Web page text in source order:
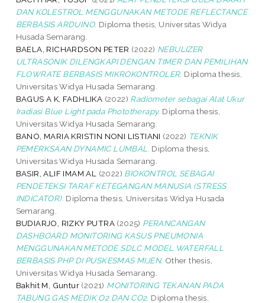
DAN KOLESTROL MENGGUNAKAN METODE REFLECTANCE
BERBASIS ARDUINO. Diploma thesis, Universitas Widya
Husada Semarang.
BAELA, RICHARDSON PETER (2022) NEBULIZER
ULTRASONIK DILENGKAPI DENGAN TIMER DAN PEMILIHAN
FLOWRATE BERBASIS MIKROKONTROLER. Diploma thesis,
Universitas Widya Husada Semarang.
BAGUS A K, FADHLIKA (2022) Radiometer sebagai Alat Ukur
Iradiasi Blue Light pada Phototherapy. Diploma thesis,
Universitas Widya Husada Semarang.
BANO, MARIA KRISTIN NONI LISTIANI (2022) TEKNIK
PEMERKSAAN DYNAMIC LUMBAL. Diploma thesis,
Universitas Widya Husada Semarang.
BASIR, ALIF IMAM AL
(2022) BIOKONTROL SEBAGAI
PENDETEKSI TARAF KETEGANGAN MANUSIA (STRESS
INDICATOR). Diploma thesis, Universitas Widya Husada
Semarang.
BUDIARJO, RIZKY PUTRA (2025) PERANCANGAN
DASHBOARD MONITORING KASUS PNEUMONIA
MENGGUNAKAN METODE SDLC MODEL WATERFALL
BERBASIS PHP DI PUSKESMAS MIJEN. Other thesis,
Universitas Widya Husada Semarang.
Bakhit M, Guntur (2021) MONITORING TEKANAN PADA
TABUNG GAS MEDIK O2 DAN CO2. Diploma thesis,